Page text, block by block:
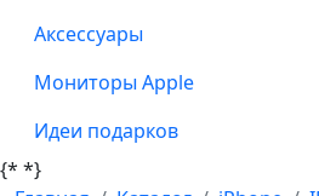
Аксессуары
Мониторы Apple
Идеи подарков
{* *}